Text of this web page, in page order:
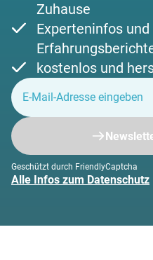
Zuhause
Experteninfos
kostenlos und
Geschützt durch FriendlyCaptcha
Alle Infos zum Datenschutz